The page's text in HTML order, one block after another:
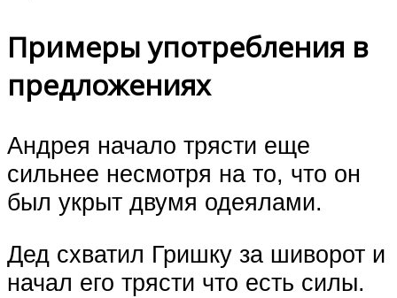
Примеры употребления в
предложениях
Андрея начало трясти еще
сильнее несмотря на то, что он
был укрыт двумя одеялами.
Дед схватил Гришку за шиворот и
начал его трясти что есть силы.